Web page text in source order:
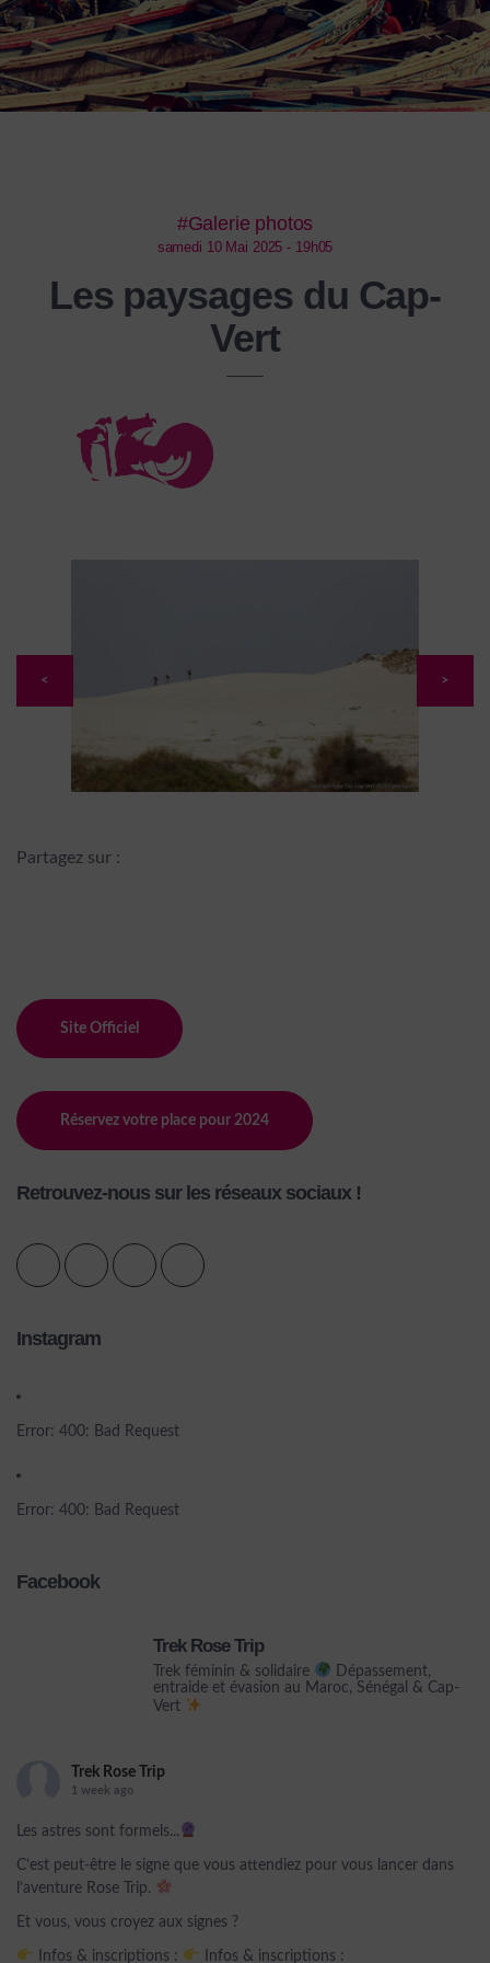
#Galerie photos
samedi 10 Mai 2025 - 19h05
Les paysages du Cap-
Vert
< >
Partagez sur :
Site Officiel
Réservez votre place pour 2024
Retrouvez-nous sur les réseaux sociaux !
Instagram
Error: 400: Bad Request
Error: 400: Bad Request
Facebook
Trek Rose Trip
Trek féminin & solidaire
Dépassement,
entraide et évasion au Maroc, Sénégal & Cap-
Vert
Trek Rose Trip
1 week ago
Les astres sont formels...
C’est peut-être le signe que vous attendiez pour vous lancer dans
l’aventure Rose Trip.
Et vous, vous croyez aux signes ?
Infos & inscriptions : Infos & inscriptions :